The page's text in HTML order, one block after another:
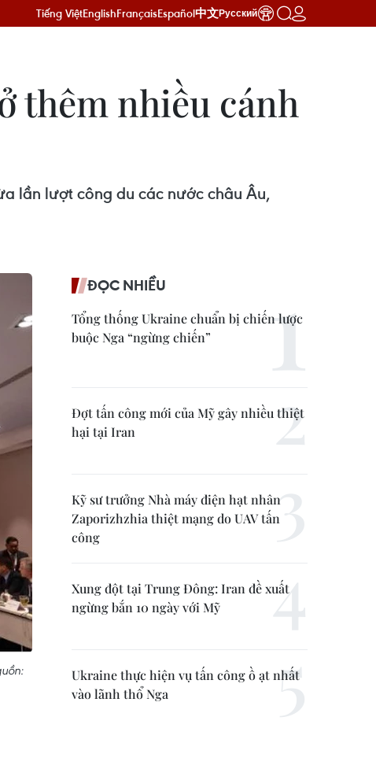
Tiếng ViệtEnglishFrançaisEspañol中文Русский
thêm nhiều cánh
lần lượt công du các nước châu Âu,
ĐỌC NHIỀU
Tổng thống Ukraine chuẩn bị chiến lược
buộc Nga “ngừng chiến”
Đợt tấn công mới của Mỹ gây nhiều thiệt
hại tại Iran
Kỹ sư trưởng Nhà máy điện hạt nhân
Zaporizhzhia thiệt mạng do UAV tấn
công
Xung đột tại Trung Đông: Iran đề xuất
ngừng bắn 10 ngày với Mỹ
Ukraine thực hiện vụ tấn công ồ ạt nhất
vào lãnh thổ Nga